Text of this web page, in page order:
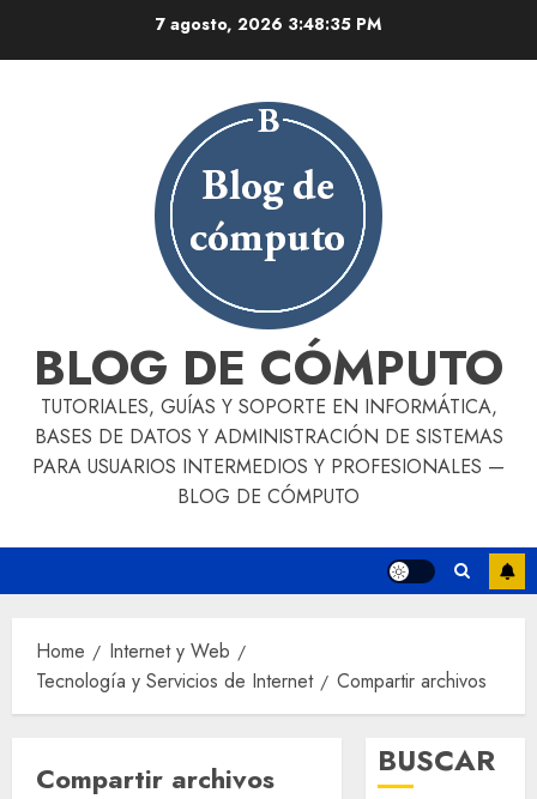
7 agosto, 2026 3:48:36 PM
BLOG DE CÓMPUTO
TUTORIALES, GUÍAS Y SOPORTE EN INFORMÁTICA,
BASES DE DATOS Y ADMINISTRACIÓN DE SISTEMAS
PARA USUARIOS INTERMEDIOS Y PROFESIONALES —
BLOG DE CÓMPUTO
Home
Internet y Web
Tecnología y Servicios de Internet
Compartir archivos
Compartir archivos BUSCAR